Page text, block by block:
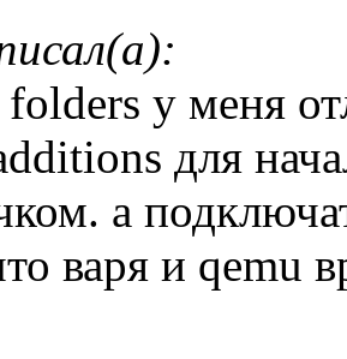
folders у меня
для
а
варя и qemu